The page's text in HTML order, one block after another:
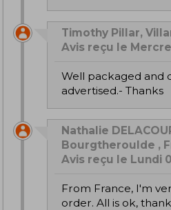
Timothy Pillar,
Avis reçu le
Well packaged and delivery was as
advertised.- Thanks
Nathalie
Bourgtheroulde ,
Avis reçu le Lundi
From France, I'm very happy with my
order. All is ok,